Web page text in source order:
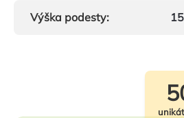
Výška podesty: